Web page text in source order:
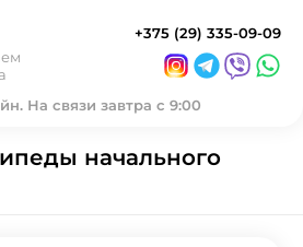
+375 (29) 335-09-09
На связи завтра с 9:00
начального